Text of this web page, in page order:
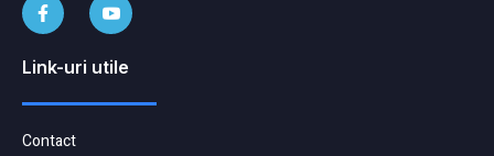
Link-uri utile
Contact